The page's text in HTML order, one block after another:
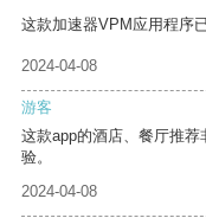
这款加速器VPM应用程序
2024-04-08
游客
这款app的酒店、餐厅推
验。
2024-04-08